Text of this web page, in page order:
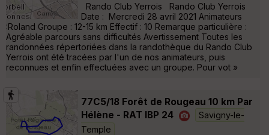
Rando Club Yerrois Rando Club Yerrois
Date : Mercredi 28 avril 2021 Animateurs
:Roland Groupe : 12-15 km Effectif : 10 Remarque particulière :
Agréable parcours sans difficultés Avertissement Toutes les
randonnées répertoriées dans la randothèque du Rando Club
Yerrois ont été tracées par l'un de nos animateurs, puis
reconnues et enfin effectuées avec un groupe. Pour vot »
77C5/18 Forêt de Rougeau 10 km Par
Hélène - RAT IBP 24
Savigny-le-
Temple